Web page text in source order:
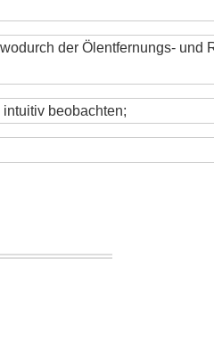
der Ölentfernungs- und
beobachten;